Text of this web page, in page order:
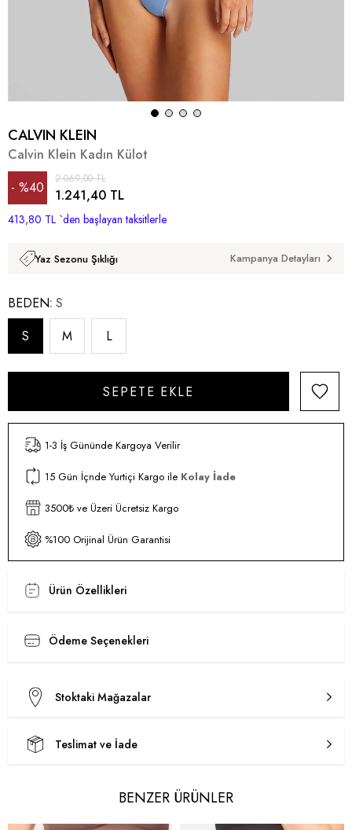
CALVIN KLEIN
Calvin Klein Kadın Külot
%40
İndirim
2.069,00 TL
1.241,40 TL
413,80 TL `den başlayan taksitlerle
Yaz Sezonu Şıklığı Kampanya Detayları
BEDEN S
S
M L
1-3 İş Gününde Kargoya Verilir
15 Gün İçnde Yurtiçi Kargo ile Kolay İade
3500₺ ve Üzeri Ücretsiz Kargo
%100 Orijinal Ürün Garantisi
Ürün Özellikleri
Ödeme Seçenekleri
Stoktaki Mağazalar
Teslimat ve İade
BENZER ÜRÜNLER